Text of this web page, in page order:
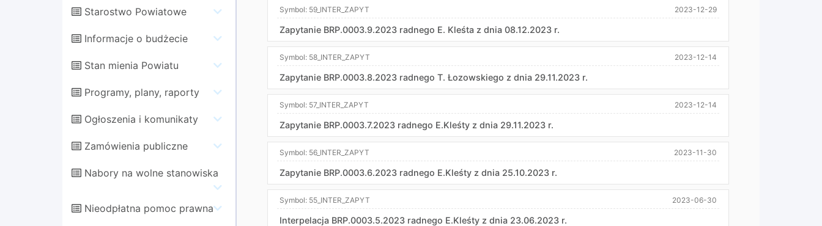
Starostwo Powiatowe
Informacje o budżecie
Stan mienia Powiatu
Programy, plany, raporty
Ogłoszenia i komunikaty
Zamówienia publiczne
Nabory na wolne stanowiska
Nieodpłatna pomoc prawna
Symbol: 59_INTER_ZAPYT 2023-12-29
Zapytanie BRP.0003.9.2023 radnego E. Kleśta z dnia 08.12.2023 r.
Symbol: 58_INTER_ZAPYT 2023-12-14
Zapytanie BRP.0003.8.2023 radnego T. Łozowskiego z dnia 29.11.2023 r.
Symbol: 57_INTER_ZAPYT 2023-12-14
Zapytanie BRP.0003.7.2023 radnego E.Kleśty z dnia 29.11.2023 r.
Symbol: 56_INTER_ZAPYT 2023-11-30
Zapytanie BRP.0003.6.2023 radnego E.Kleśty z dnia 25.10.2023 r.
Symbol: 55_INTER_ZAPYT 2023-06-30
Interpelacja BRP.0003.5.2023 radnego E.Kleśty z dnia 23.06.2023 r.